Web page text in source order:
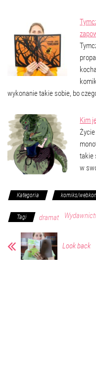
wykonanie takie sobie, bo
Kim
takie
w
Kategoria komiks/
Tagi dramat
Look back